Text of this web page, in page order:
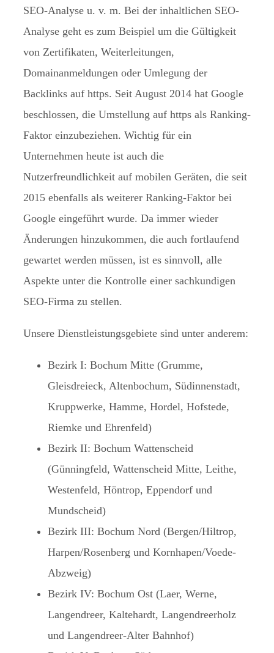
SEO-Analyse u. v. m. Bei der inhaltlichen SEO-
Analyse geht es zum Beispiel um die Gültigkeit
von Zertifikaten, Weiterleitungen,
Domainanmeldungen oder Umlegung der
Backlinks auf https. Seit August 2014 hat Google
beschlossen, die Umstellung auf https als Ranking-
Faktor einzubeziehen. Wichtig für ein
Unternehmen heute ist auch die
Nutzerfreundlichkeit auf mobilen Geräten, die seit
2015 ebenfalls als weiterer Ranking-Faktor bei
Google eingeführt wurde. Da immer wieder
Änderungen hinzukommen, die auch fortlaufend
gewartet werden müssen, ist es sinnvoll, alle
Aspekte unter die Kontrolle einer sachkundigen
SEO-Firma zu stellen.
Unsere Dienstleistungsgebiete sind unter anderem:
Bezirk I: Bochum Mitte (Grumme,
Gleisdreieck, Altenbochum, Südinnenstadt,
Kruppwerke, Hamme, Hordel, Hofstede,
Riemke und Ehrenfeld)
Bezirk II: Bochum Wattenscheid
(Günningfeld, Wattenscheid Mitte, Leithe,
Westenfeld, Höntrop, Eppendorf und
Mundscheid)
Bezirk III: Bochum Nord (Bergen/Hiltrop,
Harpen/Rosenberg und Kornhapen/Voede-
Abzweig)
Bezirk IV: Bochum Ost (Laer, Werne,
Langendreer, Kaltehardt, Langendreerholz
und Langendreer-Alter Bahnhof)